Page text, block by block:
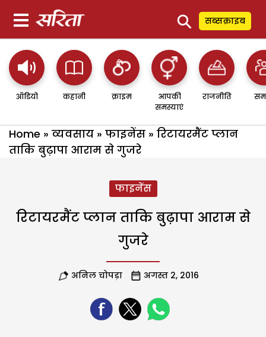
⚲ सब्सक्राइब
ऑडियो कहानी क्राइम
आपकी
समस्याएं
राजनीति
Home » व्यवसाय » फाइनेंस » रिटायरमैंट प्लान
ताकि बुढ़ापा आराम से गुजरे
फाइनेंस
रिटायरमैंट प्लान ताकि बुढ़ापा आराम से
गुजरे
अनिल चोपड़ा अगस्त 2, 2016